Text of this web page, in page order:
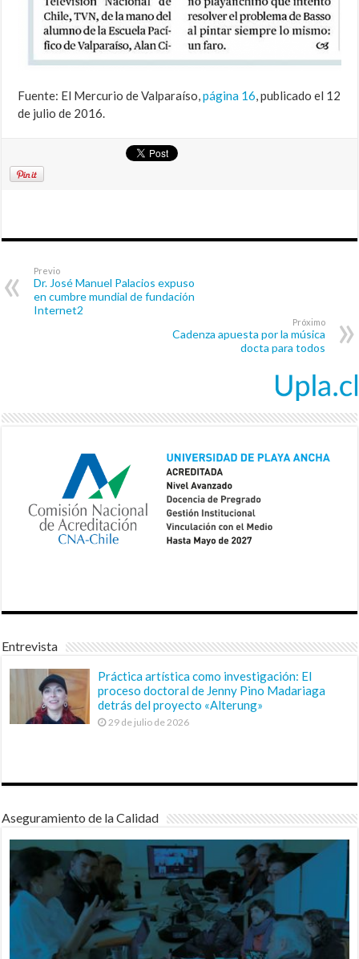
Fuente: El Mercurio de Valparaíso,página 16, publicado el 12
de julio de 2016.
Previo
Dr. José Manuel Palacios expuso
en cumbre mundial de fundación
Internet2
Próximo
Cadenza apuesta por la música
docta para todos
Entrevista
Práctica artística como investigación: El
proceso doctoral de Jenny Pino Madariaga
detrás del proyecto «Alterung»
29 de julio de 2026
Aseguramiento de la Calidad